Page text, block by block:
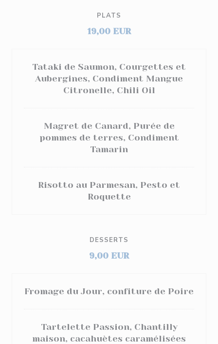
PLATS
19,00 EUR
Tataki de Saumon, Courgettes et
Aubergines, Condiment Mangue
Citronelle, Chili Oil
Magret de Canard, Purée de
pommes de terres, Condiment
Tamarin
Risotto au Parmesan, Pesto et
Roquette
DESSERTS
9,00 EUR
Fromage du Jour, confiture de Poire
Tartelette Passion, Chantilly
maison, cacahuètes caramélisées